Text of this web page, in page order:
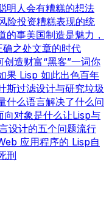
明人会有糟糕的想法
险投资糟糕表现的统
的事美国制造是魅力，
确之处文章的时代
创造财富“黑客”一词你
果 Lisp 如此出色百年
斯过滤设计与研究垃圾
什么语言解决了什么问
向对象是什么让Lisp与
设计的五个问题流行
应用程序的 Lisp自
刑